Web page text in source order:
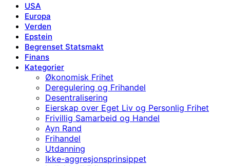
USA
Europa
Verden
Epstein
Begrenset Statsmakt
Finans
Kategorier
Økonomisk Frihet
Deregulering og Frihandel
Desentralisering
Eierskap over Eget Liv og Personlig Frihet
Frivillig Samarbeid og Handel
Ayn Rand
Frihandel
Utdanning
Ikke-aggresjonsprinsippet